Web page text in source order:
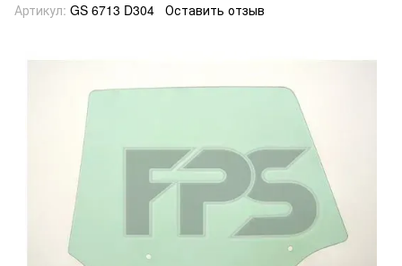
Артикул: GS 6713 D304 Оставить отзыв